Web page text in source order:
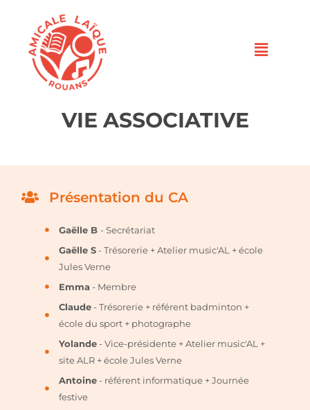
VIE ASSOCIATIVE
Présentation du CA
Gaëlle B- Secrétariat
Gaëlle S- Trésorerie + Atelier music'AL + école
Jules Verne
Emma - Membre
Claude- Trésorerie + référent badminton +
école du sport + photographe
Yolande- Vice-présidente + Atelier music'AL +
site ALR + école Jules Verne
Antoine- référent informatique + Journée
festive